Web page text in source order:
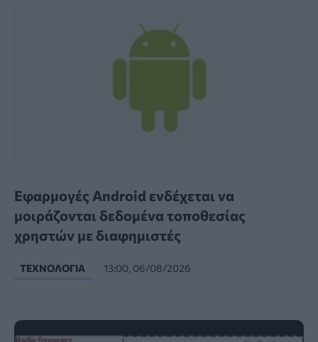
Εφαρμογές Android ενδέχεται να
μοιράζονται δεδομένα τοποθεσίας
χρηστών με διαφημιστές
ΤΕΧΝΟΛΟΓΊΑ 13:00, 06/08/2026